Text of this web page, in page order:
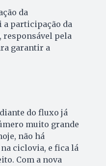
da
a participação da
responsável pela
garantir a
do fluxo já
muito grande
não há
ciclovia, e fica lá
Com a nova